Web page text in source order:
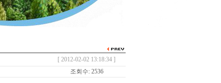
[ 2012-02-02 13:18:34 ]
조회수: 2536